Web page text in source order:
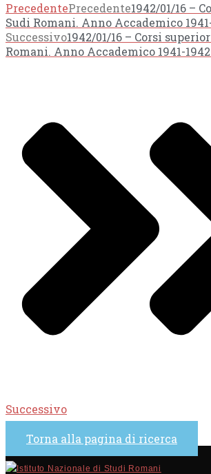
PrecedentePrecedente1942/01/16 –
Sudi Romani. Anno Accademico
Successivo1942/01/16 – Corsi
Romani. Anno Accademico 1941-
Successivo
Torna alla pagina di ricerca